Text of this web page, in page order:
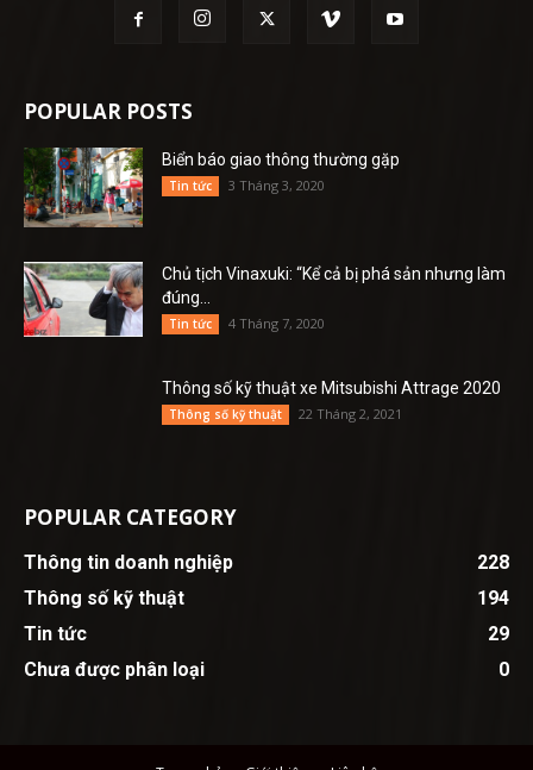
POPULAR POSTS
Biển báo giao thông thường gặp
Tin tức 3 Tháng 3, 2020
Chủ tịch Vinaxuki: “Kể cả bị phá sản nhưng làm
đúng...
Tin tức 4 Tháng 7, 2020
Thông số kỹ thuật xe Mitsubishi Attrage 2020
Thông số kỹ thuật 22 Tháng 2, 2021
POPULAR CATEGORY
Thông tin doanh nghiệp
228
Thông số kỹ thuật
194
Tin tức
29
Chưa được phân loại
0